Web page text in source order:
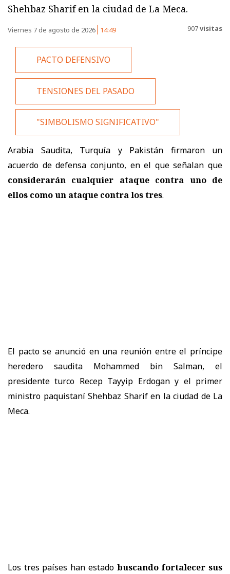
Shehbaz Sharif en la ciudad de La Meca.
Viernes 7 de agosto de 2026 14:49 907visitas
PACTO DEFENSIVO
TENSIONES DEL PASADO
"SIMBOLISMO SIGNIFICATIVO"
Arabia Saudita, Turquía y Pakistán firmaron un
acuerdo de defensa conjunto, en el que señalan que
considerarán cualquier ataque contra uno de
ellos como un ataque contra los tres.
El pacto se anunció en una reunión entre el príncipe
heredero saudita Mohammed bin Salman, el
presidente turco Recep Tayyip Erdogan y el primer
ministro paquistaní Shehbaz Sharif en la ciudad de La
Meca.
Los tres países han estado buscando fortalecer sus